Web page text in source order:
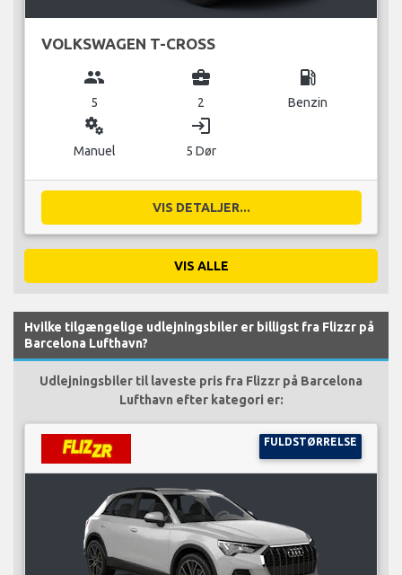
VOLKSWAGEN T-CROSS
group
5
business_center
2
local_gas_station
Benzin
miscellaneous_services
Manuel
login
5 Dør
VIS DETALJER...
VIS ALLE
Hvilke tilgængelige udlejningsbiler er billigst fra Flizzr på
Barcelona Lufthavn?
Udlejningsbiler til laveste pris fra Flizzr på Barcelona
Lufthavn efter kategori er:
FULDSTØRRELSE